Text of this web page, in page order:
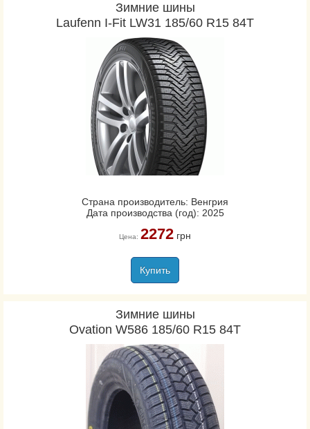
Зимние шины
Laufenn I-Fit LW31 185/60 R15 84T
Страна производитель: Венгрия
Дата производства (год): 2025
Цена: 2272грн
Купить
Зимние шины
Ovation W586 185/60 R15 84T